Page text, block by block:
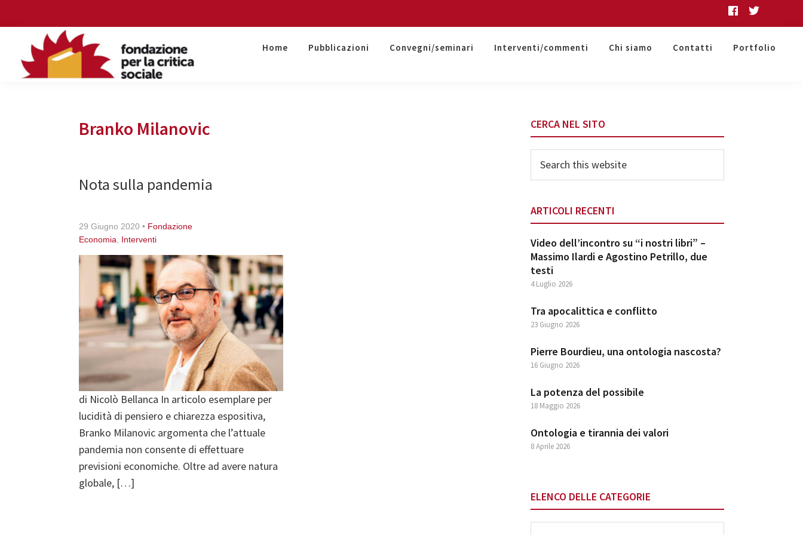
to
primary
navigation
to
content
to
primary
sidebar
to
Home Pubblicazioni Convegni/seminari Interventi/commenti Chi siamo Contatti Portfolio
Branko Milanovic
Nota sulla pandemia
29 Giugno 2020 • Fondazione
Economia
Interventi
di Nicolò Bellanca In articolo esemplare per
lucidità di pensiero e chiarezza espositiva,
Branko Milanovic argomenta che l’attuale
pandemia non consente di effettuare
previsioni economiche. Oltre ad avere natura
globale, […]
Primary
Sidebar
CERCA NEL SITO
this
ARTICOLI RECENTI
Video dell’incontro su “i nostri libri” –
Massimo Ilardi e Agostino Petrillo, due
testi
4 Luglio 2026
Tra apocalittica e conflitto
23 Giugno 2026
Pierre Bourdieu, una ontologia nascosta?
16 Giugno 2026
La potenza del possibile
18 Maggio 2026
Ontologia e tirannia dei valori
8 Aprile 2026
ELENCO DELLE CATEGORIE